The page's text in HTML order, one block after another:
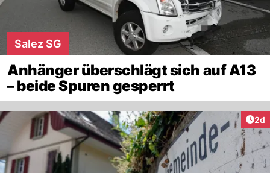
Salez SG
Anhänger überschlägt sich auf A13
– beide Spuren gesperrt
2d